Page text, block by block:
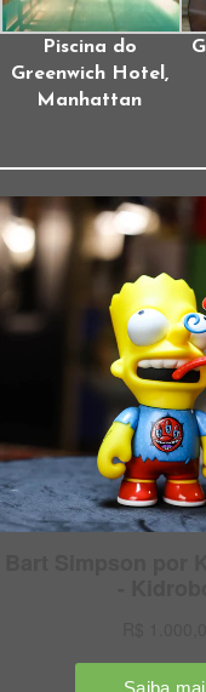
Piscina do
Greenwich Hotel,
Manhattan